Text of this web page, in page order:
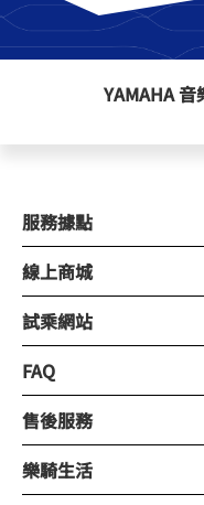
YAMAHA 音
服務據點
線上商城
試乘網站
FAQ
售後服務
樂騎生活